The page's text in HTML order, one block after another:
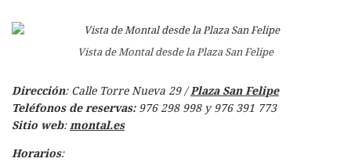
Vista de Montal desde la Plaza San Felipe
Dirección: Calle Torre Nueva 29 /Plaza San Felipe
Teléfonos de reservas: 976 298 998 y 976 391 773
Sitio web:montal.es
Horarios: